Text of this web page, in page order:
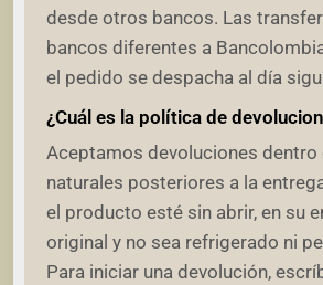
desde otros bancos. Las
bancos diferentes a
el pedido se despacha al día
¿Cuál es la política de
Aceptamos devoluciones dentro
naturales posteriores a la
el producto esté sin abrir, en su
original y no sea refrigerado ni
Para iniciar una devolución,